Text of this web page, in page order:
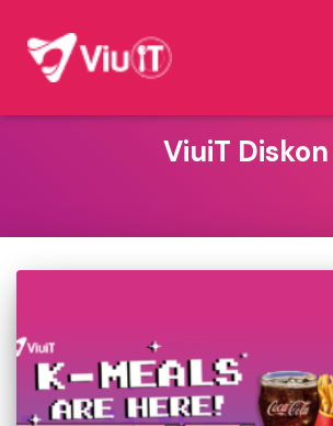
ViuiT Diskon